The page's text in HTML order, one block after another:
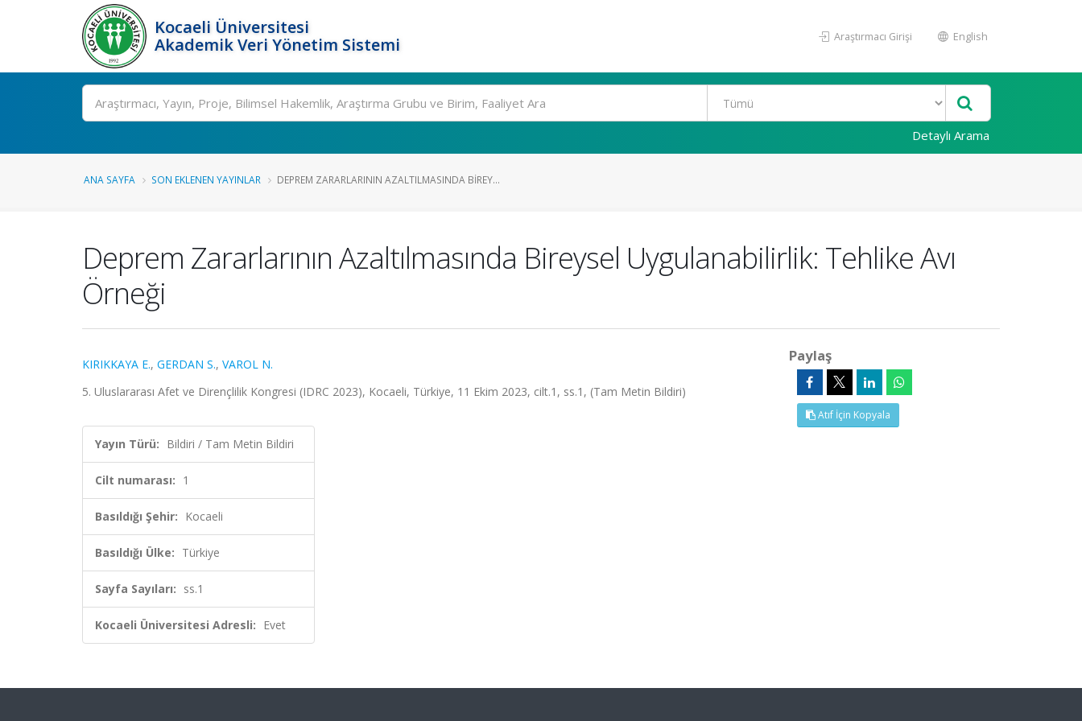
Kocaeli Üniversitesi
Akademik Veri Yönetim Sistemi
Araştırmacı Girişi English
Ara
Detaylı Arama
ANA SAYFA SON EKLENEN YAYINLAR DEPREM ZARARLARININ AZALTILMASINDA BIREY...
Deprem Zararlarının Azaltılmasında Bireysel Uygulanabilirlik: Tehlike Avı
Örneği
KIRIKKAYA E., GERDAN S., VAROL N.
5. Uluslararası Afet ve Dirençlilik Kongresi (IDRC 2023), Kocaeli, Türkiye, 11 Ekim 2023, cilt.1, ss.1, (Tam Metin Bildiri)
Yayın Türü: Bildiri / Tam Metin Bildiri
Cilt numarası: 1
Basıldığı Şehir: Kocaeli
Basıldığı Ülke: Türkiye
Sayfa Sayıları: ss.1
Kocaeli Üniversitesi Adresli: Evet
Paylaş
Atıf İçin Kopyala